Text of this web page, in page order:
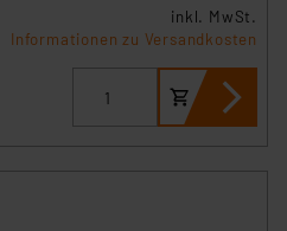
inkl. MwSt.
Informationen zu Versandkosten